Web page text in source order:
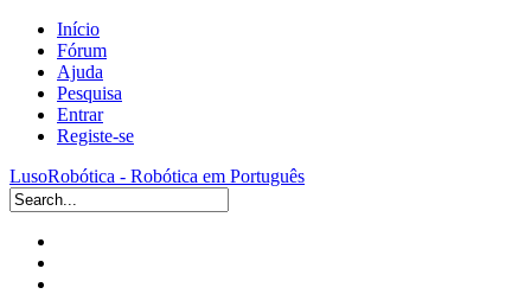
Início
Fórum
Ajuda
Pesquisa
Entrar
Registe-se
LusoRobótica - Robótica em Português